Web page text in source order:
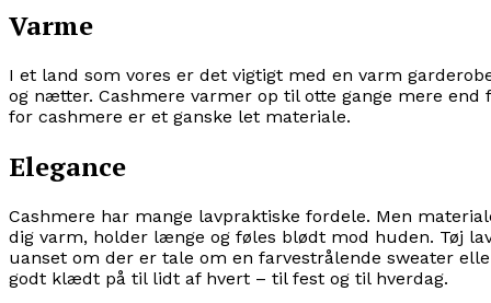
Varme
I et land som vores er det vigtigt med en varm
og nætter. Cashmere varmer op til otte gange mere
for cashmere er et ganske let materiale.
Elegance
Cashmere har mange lavpraktiske fordele. Men
dig varm, holder længe og føles blødt mod huden. Tøj
uanset om der er tale om en farvestrålende sweater
godt klædt på til lidt af hvert – til fest og til hverdag.